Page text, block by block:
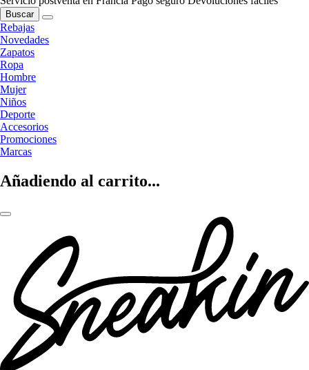
Buscar
Rebajas
Novedades
Zapatos
Ropa
Hombre
Mujer
Niños
Deporte
Accesorios
Promociones
Marcas
Añadiendo al carrito...